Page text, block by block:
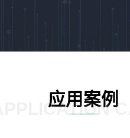
应用案例
APPLICATION